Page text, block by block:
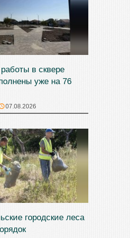
в сквере
уже на 76
07.08.2026
городские леса